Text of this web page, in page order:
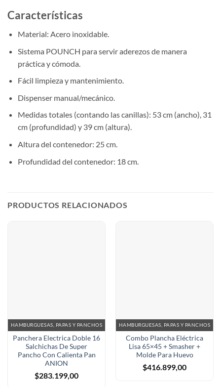
Características
Material: Acero inoxidable.
Sistema POUNCH para servir aderezos de manera
práctica y cómoda.
Fácil limpieza y mantenimiento.
Dispenser manual/mecánico.
Medidas totales (contando las canillas): 53 cm (ancho), 31
cm (profundidad) y 39 cm (altura).
Altura del contenedor: 25 cm.
Profundidad del contenedor: 18 cm.
PRODUCTOS RELACIONADOS
HAMBURGUESAS, PAPAS Y PANCHOS
Panchera Electrica Doble 16
Salchichas De Super
Pancho Con Calienta Pan
ANION
$283.199,00
HAMBURGUESAS, PAPAS Y PANCHOS
Combo Plancha Eléctrica
Lisa 65×45 + Smasher +
Molde Para Huevo
$416.899,00